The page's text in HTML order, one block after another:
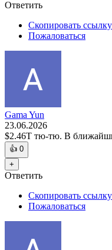
Ответить
Скопировать ссылку
Пожаловаться
Gama Yun
23.06.2026
$2.46Т тю-тю. В
👍 0
+
Ответить
Скопировать ссылку
Пожаловаться